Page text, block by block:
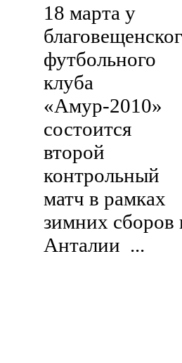
18 марта у
футбольного
клуба
«Амур-2010»
состоится
второй
контрольный
матч в рамках
зимних сборов
Анталии ...